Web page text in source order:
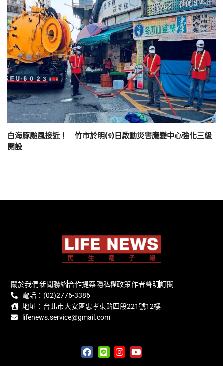
白海豚颱風接近！ 竹市於明(9)日啟動災害應變中心強化三級
開設
關於我們新聞聯絡合作提案隱私權政策作者聲明訂閱
電話：(02)2776-3386
地址：台北市大安區忠孝東路四段221號12樓
lifenews.service@gmail.com